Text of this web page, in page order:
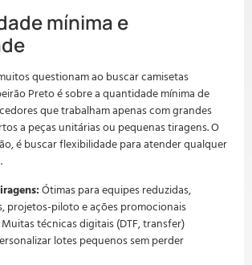
mínima e
questionam ao buscar camisetas
Preto é sobre a quantidade mínima de
que trabalham apenas com grandes
a peças unitárias ou pequenas tiragens. O
é buscar flexibilidade para atender qualquer
Ótimas para equipes reduzidas,
projetos-piloto e ações promocionais
técnicas digitais (DTF, transfer)
lotes pequenos sem perder